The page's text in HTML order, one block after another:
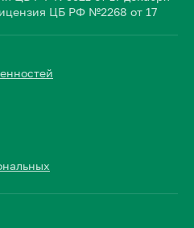
ЦБ РФ №2268 от 17